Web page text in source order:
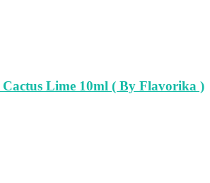
Lime 10ml ( By Flavorika )